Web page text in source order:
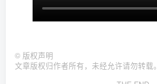
© 版权声明
文章版权归作者所有，未经允许请勿转载。